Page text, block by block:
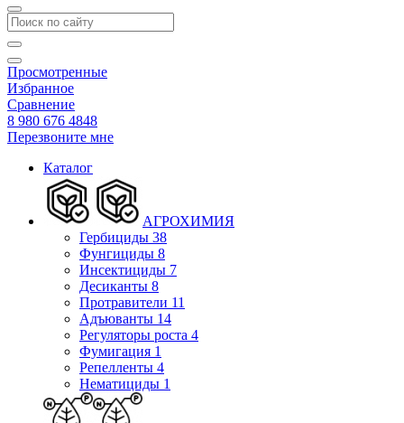
Просмотренные
Избранное
Сравнение
8 980 676 4848
Перезвоните мне
Каталог
АГРОХИМИЯ
Гербициды 38
Фунгициды 8
Инсектициды 7
Десиканты 8
Протравители 11
Адъюванты 14
Регуляторы роста 4
Фумигация 1
Репелленты 4
Нематициды 1